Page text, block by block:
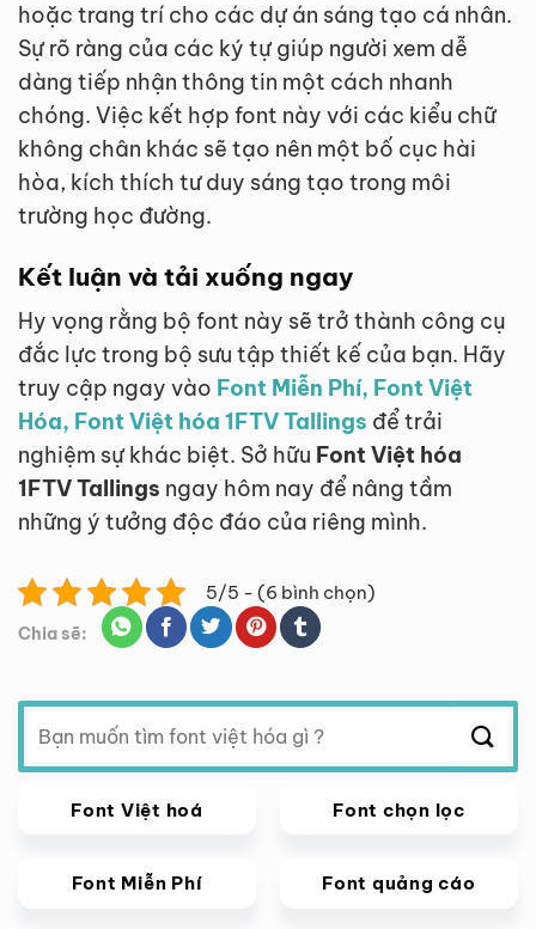
hoặc trang trí cho các dự án sáng tạo cá nhân.
Sự rõ ràng của các ký tự giúp người xem dễ
dàng tiếp nhận thông tin một cách nhanh
chóng. Việc kết hợp font này với các kiểu chữ
không chân khác sẽ tạo nên một bố cục hài
hòa, kích thích tư duy sáng tạo trong môi
trường học đường.
Kết luận và tải xuống ngay
Hy vọng rằng bộ font này sẽ trở thành công cụ
đắc lực trong bộ sưu tập thiết kế của bạn. Hãy
truy cập ngay vào Font Miễn Phí, Font Việt
Hóa, Font Việt hóa 1FTV Tallings để trải
nghiệm sự khác biệt. Sở hữu Font Việt hóa
1FTV Tallings ngay hôm nay để nâng tầm
những ý tưởng độc đáo của riêng mình.
5/5 - (6 bình chọn)
Chia sẽ:
Tìm
kiếm:
Font Việt hoá Font chọn lọc
Font Miễn Phí Font quảng cáo